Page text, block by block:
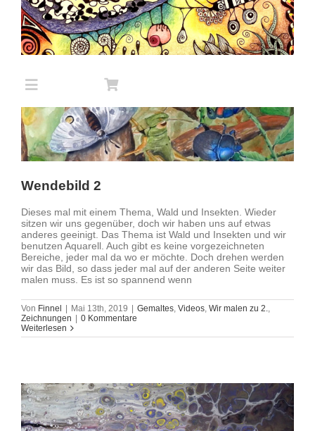
Inhalt
springen
Toggle
Navigation
Startseite
Gemaltes
Test von Stiften und Farben
Alle anderen Themen
Impressum
Wendebild 2
Dieses mal mit einem Thema, Wald und Insekten. Wieder
sitzen wir uns gegenüber, doch wir haben uns auf etwas
anderes geeinigt. Das Thema ist Wald und Insekten und wir
benutzen Aquarell. Auch gibt es keine vorgezeichneten
Bereiche, jeder mal da wo er möchte. Doch drehen werden
wir das Bild, so dass jeder mal auf der anderen Seite weiter
malen muss. Es ist so spannend wenn
Von Finnel Mai 13th, 2019 Gemaltes, Videos, Wir malen zu 2.,
Zeichnungen
0 Kommentare
Weiterlesen